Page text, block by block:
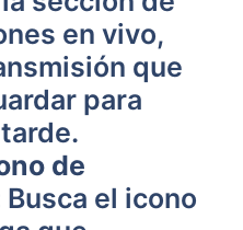
en vivo,
que
para
de
Busca el icono